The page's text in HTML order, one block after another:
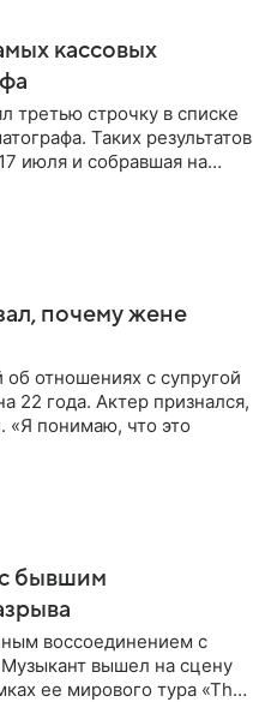
кассовых
третью строчку в списке
Таких результатов
июля и собравшая на
почему жене
отношениях с супругой
22 года. Актер признался,
«Я понимаю, что это
бывшим
воссоединением с
вышел на сцену
ее мирового тура «The